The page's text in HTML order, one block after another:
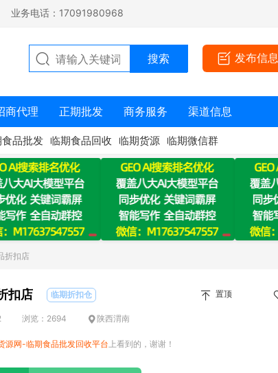
业务电话：17091980968
发布信息
商代理 正期批发 商务服务 渠道信息
品批发 临期食品回收 临期货源 临期微信群
折扣店
扣店 临期折扣仓 置顶
浏览：2694 陕西渭南
源网-临期食品批发回收平台 上看到的，谢谢！